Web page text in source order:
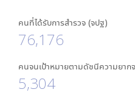
คนที่ได้รับการสำรวจ (จปฐ)
76,176
คนจนเป้าหมายตามดัชนีความยา
5,304